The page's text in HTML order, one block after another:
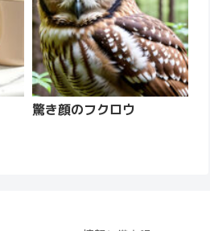
驚き顔のフクロウ